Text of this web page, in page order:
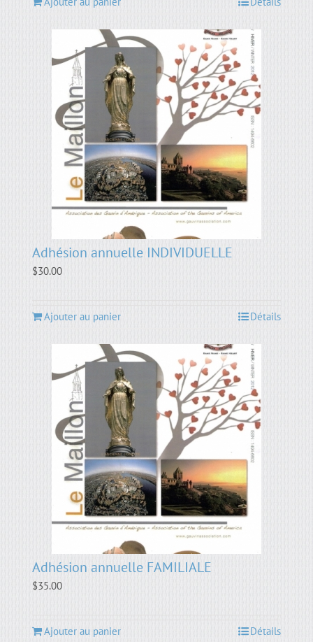
Adhésion annuelle INDIVIDUELLE
$30.00
Ajouter au panier Détails
Adhésion annuelle FAMILIALE
$35.00
Ajouter au panier Détails